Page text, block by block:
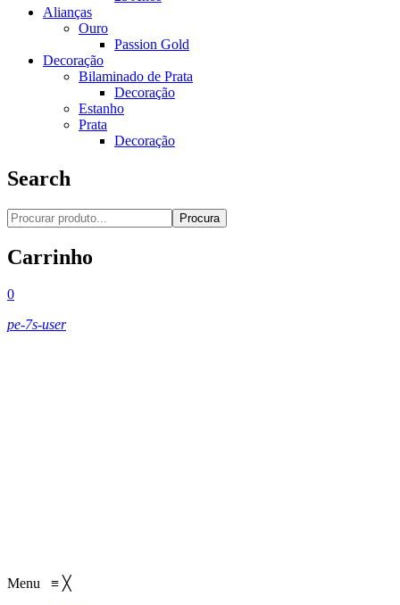
Alianças
Ouro
Passion Gold
Decoração
Bilaminado de Prata
Decoração
Estanho
Prata
Decoração
Search
Procura
Carrinho
0
pe-7s-user
Menu ≡ ╳